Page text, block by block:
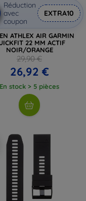
Réduction
avec
coupon
EXTRA10
ATHLEX AIR GARMIN
22 MM ACTIF
NOIR/ORANGE
29,90 €
26,92 €
En stock > 5 pièces